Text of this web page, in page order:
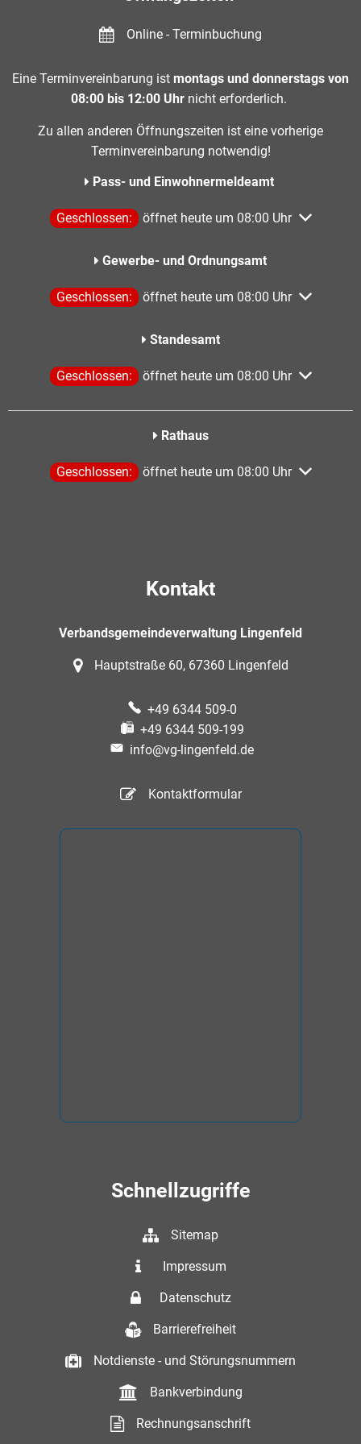
Online - Terminbuchung
Eine Terminvereinbarung ist montags und donnerstags von
08:00 bis 12:00 Uhr nicht erforderlich.
Zu allen anderen Öffnungszeiten ist eine vorherige
Terminvereinbarung notwendig!
Pass- und Einwohnermeldeamt
Klicken, um weitere Öffnungs- oder Schließzeiten
Geschlossen: öffnet heute um 08:00 Uhr
Gewerbe- und Ordnungsamt
Klicken, um weitere Öffnungs- oder Schließzeiten
Geschlossen: öffnet heute um 08:00 Uhr
Standesamt
Klicken, um weitere Öffnungs- oder Schließzeiten
Geschlossen: öffnet heute um 08:00 Uhr
Rathaus
Klicken, um weitere Öffnungs- oder Schließzeiten
Geschlossen: öffnet heute um 08:00 Uhr
Kontakt
Verbandsgemeindeverwaltung Lingenfeld
Hauptstraße 60, 67360 Lingenfeld
+49 6344 509-0
+49 6344 509-199
info@vg-lingenfeld.de
Kontaktformular
Schnellzugriffe
Sitemap
Impressum
Datenschutz
Barrierefreiheit
Notdienste - und Störungsnummern
Bankverbindung
Rechnungsanschrift